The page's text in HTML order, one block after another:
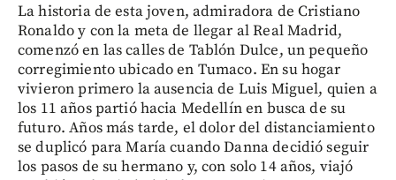
La historia de esta joven, admiradora de Cristiano
Ronaldo y con la meta de llegar al Real Madrid,
comenzó en las calles de Tablón Dulce, un pequeño
corregimiento ubicado en Tumaco. En su hogar
vivieron primero la ausencia de Luis Miguel, quien a
los 11 años partió hacia Medellín en busca de su
futuro. Años más tarde, el dolor del distanciamiento
se duplicó para María cuando Danna decidió seguir
los pasos de su hermano y, con solo 14 años, viajó